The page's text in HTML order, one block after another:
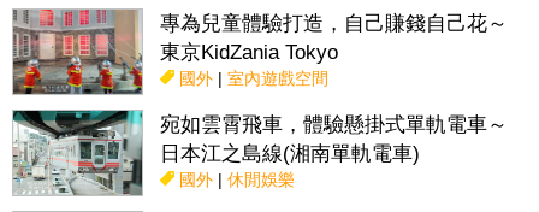
專為兒童體驗打造，自己賺錢自己花～
東京KidZania Tokyo
國外| 室內遊戲空間
宛如雲霄飛車，體驗懸掛式單軌電車～
日本江之島線(湘南單軌電車)
國外| 休閒娛樂